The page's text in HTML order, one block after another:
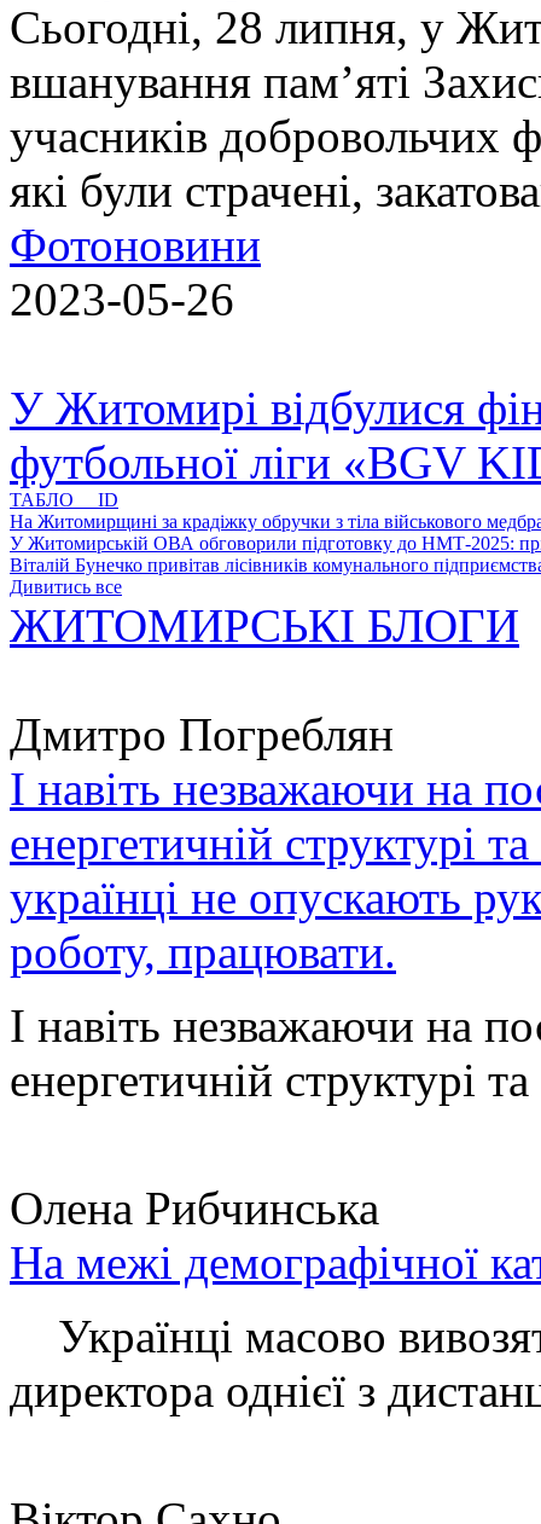
Сьогодні, 28 липня, у
вшанування пам’яті
учасників добровольчих
які були страчені,
Фотоновини
2023-05-26
У Житомирі відбулися
футбольної ліги «BGV
ТАБЛО ID
На Житомирщині за крадіжку обручки з тіла військового
У Житомирській ОВА обговорили підготовку до НМТ-2025:
Віталій Бунечко привітав лісівників комунального
Дивитись все
ЖИТОМИРСЬКІ БЛОГИ
Дмитро Погреблян
І навіть незважаючи на
енергетичній структурі
українці не опускають
роботу, працювати.
І навіть незважаючи на
енергетичній структурі
Олена Рибчинська
На межі демографічної
Українці масово
директора однієї з